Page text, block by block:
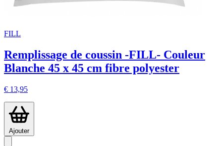
FILL
Remplissage de coussin -FILL- Couleur
Blanche 45 x 45 cm fibre polyester
€ 13,95
Ajouter